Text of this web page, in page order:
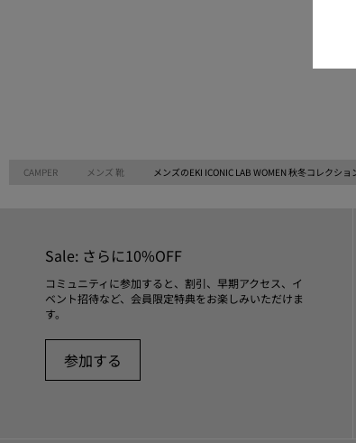
CAMPER メンズ 靴 メンズのEKI ICONIC LAB WOMEN 秋冬コレクショ
Sale: さらに10%OFF
コミュニティに参加すると、割引、早期アクセス、イ
ベント招待など、会員限定特典をお楽しみいただけま
す。
参加する